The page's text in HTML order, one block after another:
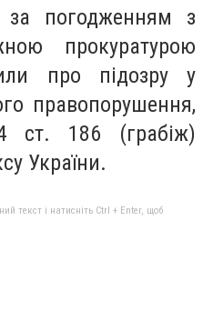
за погодженням з
прокуратурою
про підозру у
правопорушення,
ст. 186 (грабіж)
України.
текст і натисніть Ctrl + Enter, щоб